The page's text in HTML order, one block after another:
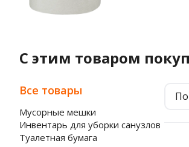
С этим товаром
Все товары
Мусорные мешки
Инвентарь для уборки санузлов
Туалетная бумага